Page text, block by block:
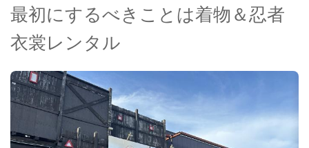
最初にするべきことは着物＆忍者
衣裳レンタル